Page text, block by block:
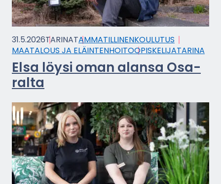
31.5.2026TA­RI­NATAM­MA­TIL­LI­NEN­KOU­LU­TUS
MAA­TA­LOUS JA ELÄIN­TEN­HOI­TOOPIS­KE­LI­JA­TA­RI­NA
Elsa löysi oman alan­sa Osa­
ral­ta